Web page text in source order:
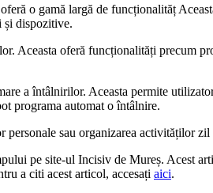
o gamă largă de funcționalităț
și dispozitive.
Aceasta oferă funcționalități precum
a întâlnirilor. Aceasta permite
programa automat o întâlnire.
sau organizarea activităților zil
pe site-ul Incisiv de Mureș. Acest
a citi acest articol, accesați aici.